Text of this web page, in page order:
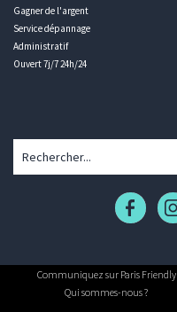
Gagner de l'argent
Service dépannage
Administratif
Ouvert 7j/7 24h/24
Communiquez sur Paris Friendly
Qui sommes-nous ?